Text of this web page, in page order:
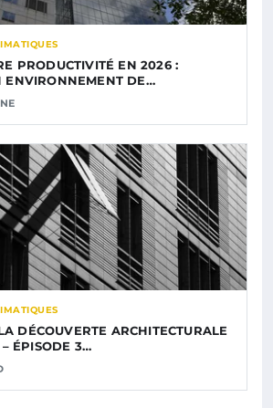
PRODUCTIVITÉ EN 2026 :
ENVIRONNEMENT DE…
DÉCOUVERTE ARCHITECTURALE
ÉPISODE 3…